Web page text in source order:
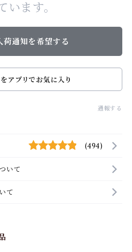
います。
荷通知を希望する
アプリでお気に入り
通報する
(494)
いて
て